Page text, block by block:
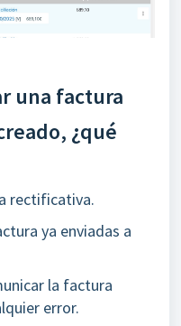
una factura
¿qué
rectificativa.
ya enviadas a
la factura
error.